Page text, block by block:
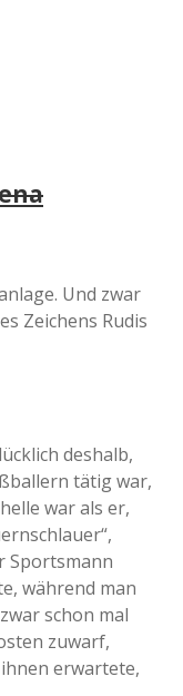
Und zwar
Zeichens Rudis
deshalb,
tätig war,
war als er,
Sportsmann
während man
schon mal
zuwarf,
erwartete,